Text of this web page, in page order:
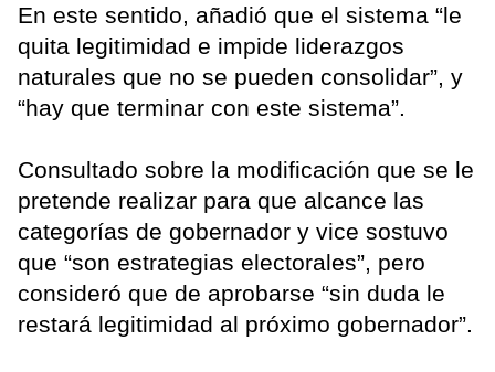
En este sentido, añadió que el sistema “le
quita legitimidad e impide liderazgos
naturales que no se pueden consolidar”, y
“hay que terminar con este sistema”.
Consultado sobre la modificación que se le
pretende realizar para que alcance las
categorías de gobernador y vice sostuvo
que “son estrategias electorales”, pero
consideró que de aprobarse “sin duda le
restará legitimidad al próximo gobernador”.